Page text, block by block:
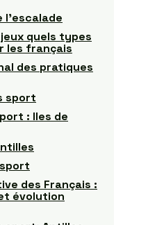
l’escalade
quels types
les français
des pratiques
sport
: Iles de
des Français :
évolution